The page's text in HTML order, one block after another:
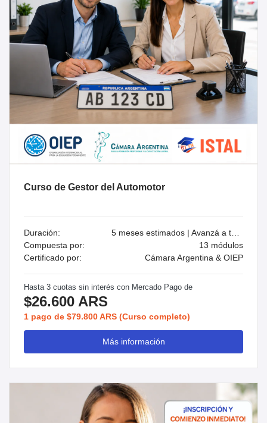
Curso de Gestor del Automotor
Duración:
Compuesta por:
13 módulos
Certificado por:
Cámara Argentina & OIEP
Hasta 3 cuotas sin interés con Mercado Pago de
$26.600 ARS
1 pago de $79.800 ARS (Curso completo)
Más información